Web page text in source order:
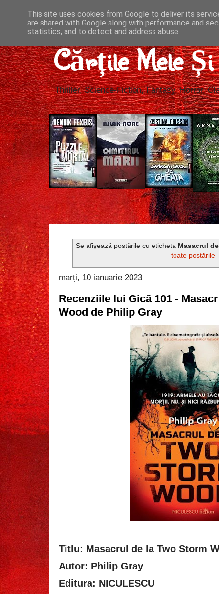
Cărțile Mele
Thriller, Science-Fiction, Fantasy, Horror,
Se afișează postările cu eticheta Masacrul
toate postările
marți, 10 ianuarie 2023
Recenziile lui Gică 101 -
Wood de Philip Gray
Titlu: Masacrul de la Two Storm
Autor: Philip Gray
Editura: NICULESCU
This site uses cookies from Google to deliver its
are shared with Google along with performance and
statistics, and to detect and address abuse.